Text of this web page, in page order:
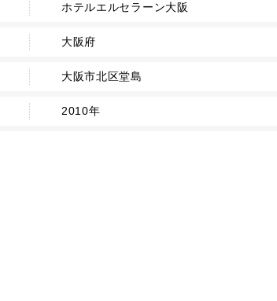
ホテルエルセラーン大阪
大阪府
大阪市北区堂島
2010年